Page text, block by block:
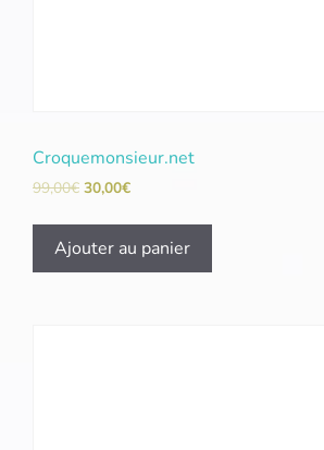
Croquemonsieur.net
99,00€ 30,00€
Ajouter au panier